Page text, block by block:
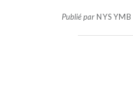
Publié parNYSYMB